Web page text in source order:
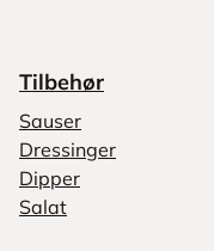
Tilbehør
Sauser
Dressinger
Dipper
Salat